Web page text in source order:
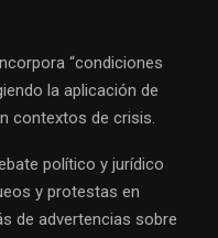
“condiciones
la aplicación de
contextos de crisis.
político y jurídico
y protestas en
de advertencias sobre